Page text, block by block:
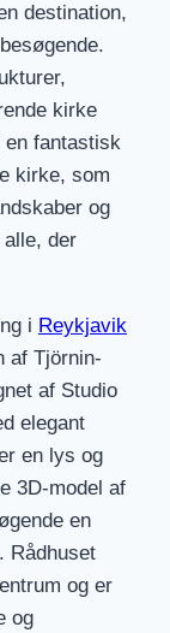
destination,
kirke
fantastisk
kirke, som
og
der
i Reykjavik
af Tjörnin-
af Studio
elegant
en lys og
3D-model af
en
Rådhuset
og er
og